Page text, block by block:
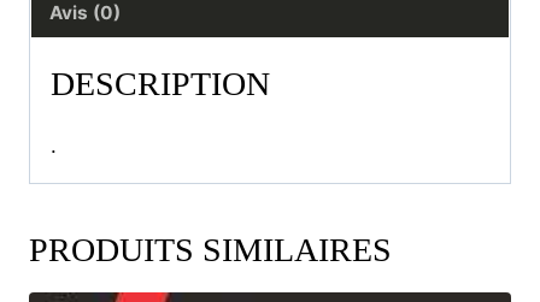
Avis (0)
DESCRIPTION
.
PRODUITS SIMILAIRES